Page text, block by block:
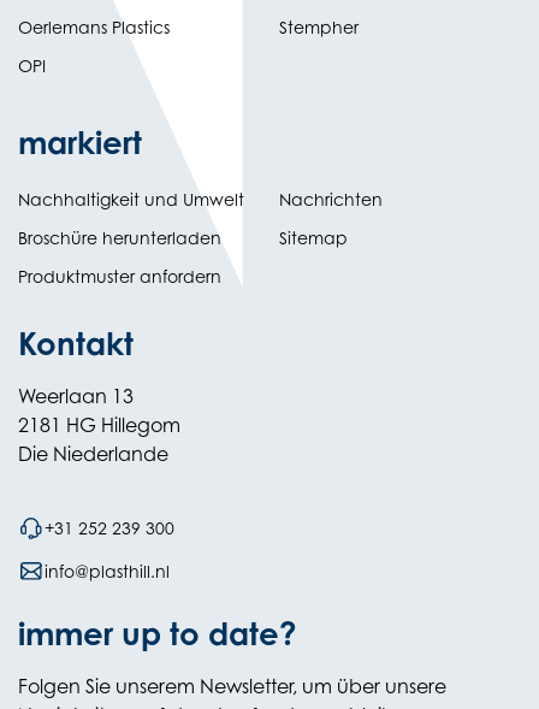
Oerlemans Plastics
OPI
Stempher
markiert
Nachhaltigkeit und Umwelt
Broschüre herunterladen(opens
in
new
Produktmuster anfordern
Nachrichten
Sitemap
Kontakt
Weerlaan 13
2181 HG Hillegom
Die Niederlande
+31 252 239 300
info@plasthill.nl
immer up to date?
Folgen Sie unserem Newsletter, um über unsere